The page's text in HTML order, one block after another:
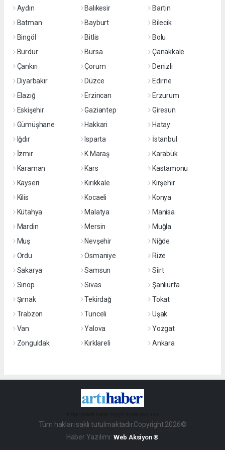
Aydın
Balıkesir
Bartın
Batman
Bayburt
Bilecik
Bingöl
Bitlis
Bolu
Burdur
Bursa
Çanakkale
Çankırı
Çorum
Denizli
Diyarbakır
Düzce
Edirne
Elazığ
Erzincan
Erzurum
Eskişehir
Gaziantep
Giresun
Gümüşhane
Hakkari
Hatay
Iğdır
Isparta
İstanbul
İzmir
K.Maraş
Karabük
Karaman
Kars
Kastamonu
Kayseri
Kırıkkale
Kırşehir
Kilis
Kocaeli
Konya
Kütahya
Malatya
Manisa
Mardin
Mersin
Muğla
Muş
Nevşehir
Niğde
Ordu
Osmaniye
Rize
Sakarya
Samsun
Siirt
Sinop
Sivas
Şanlıurfa
Şırnak
Tekirdağ
Tokat
Trabzon
Tunceli
Uşak
Van
Yalova
Yozgat
Zonguldak
Kırklareli Ankara
Tüm hakları saklı tutulmaktadır.Copyright 2026©
Haber Yazılımı: Web Aksiyon ®